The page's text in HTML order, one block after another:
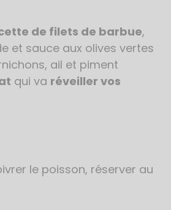
de filets de barbue,
et sauce aux olives vertes
ail et piment
qui va réveiller vos
le poisson, réserver au